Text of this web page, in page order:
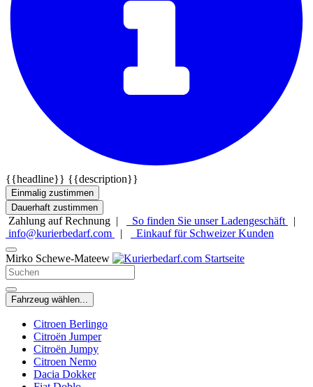
{{headline}} {{description}}
Einmalig zustimmen
Dauerhaft zustimmen
Zahlung auf Rechnung | So finden Sie unser Ladengeschäft
|
info@kurierbedarf.com
| Einkauf für Schweizer Kunden
Mirko Schewe-Mateew
Fahrzeug wählen...
Citroen Berlingo
Citroën Jumper
Citroën Jumpy
Citroen Nemo
Dacia Dokker